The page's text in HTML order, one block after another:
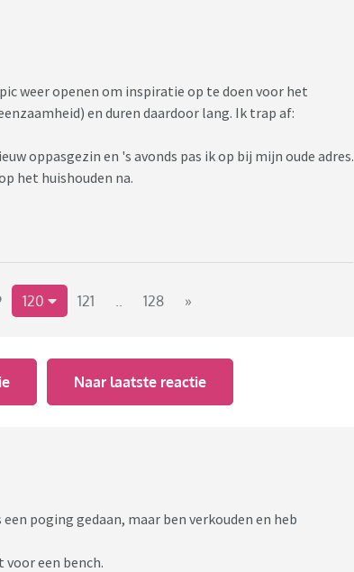
weer openen om inspiratie op te doen voor het
en duren daardoor lang. Ik trap af:
oppasgezin en 's avonds pas ik op bij mijn oude adres.
het huishouden na.
120 121 .. 128 »
Naar laatste reactie
poging gedaan, maar ben verkouden en heb
een bench.